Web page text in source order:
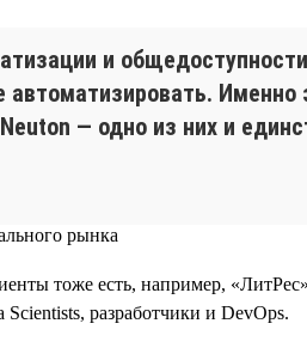
и
автоматизировать.
— одно из них и
тоже есть, например,
разработчики и DevOps.